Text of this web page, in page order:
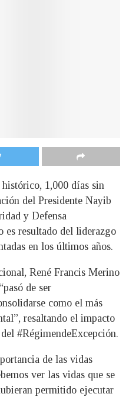
1,000 días sin
del Presidente Nayib
y Defensa
es resultado del liderazgo
en los últimos años.
René Francis Merino
de ser
como el más
resaltando el impacto
#RégimendeExcepción.
de las vidas
ver las vidas que se
permitido ejecutar